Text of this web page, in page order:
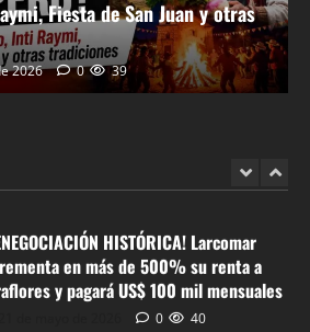
Fiesta de San Juan y otras
2026 0 39
de junio de 2026 0 18
se celebra el 24 de junio en el Perú?
HISTÓRICA! Larcomar
en más de 500% su renta a
y pagará US$ 100 mil mensuales
0 40